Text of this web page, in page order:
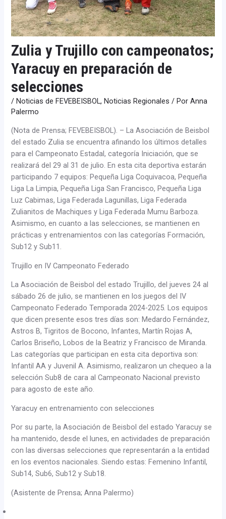
Zulia y Trujillo con campeonatos;
Yaracuy en preparación de
selecciones
/ Noticias de FEVEBEISBOL, Noticias Regionales / PorAnna
Palermo
(Nota de Prensa; FEVEBEISBOL). – La Asociación de Beisbol
del estado Zulia se encuentra afinando los últimos detalles
para el Campeonato Estadal, categoría Iniciación, que se
realizará del 29 al 31 de julio. En esta cita deportiva estarán
participando 7 equipos: Pequeña Liga Coquivacoa, Pequeña
Liga La Limpia, Pequeña Liga San Francisco, Pequeña Liga
Luz Cabimas, Liga Federada Lagunillas, Liga Federada
Zulianitos de Machiques y Liga Federada Mumu Barboza.
Asimismo, en cuanto a las selecciones, se mantienen en
prácticas y entrenamientos con las categorías Formación,
Sub12 y Sub11.
Trujillo en IV Campeonato Federado
La Asociación de Beisbol del estado Trujillo, del jueves 24 al
sábado 26 de julio, se mantienen en los juegos del IV
Campeonato Federado Temporada 2024-2025. Los equipos
que dicen presente esos tres días son: Medardo Fernández,
Astros B, Tigritos de Bocono, Infantes, Martín Rojas A,
Carlos Briseño, Lobos de la Beatriz y Francisco de Miranda.
Las categorías que participan en esta cita deportiva son:
Infantil AA y Juvenil A. Asimismo, realizaron un chequeo a la
selección Sub8 de cara al Campeonato Nacional previsto
para agosto de este año.
Yaracuy en entrenamiento con selecciones
Por su parte, la Asociación de Beisbol del estado Yaracuy se
ha mantenido, desde el lunes, en actividades de preparación
con las diversas selecciones que representarán a la entidad
en los eventos nacionales. Siendo estas: Femenino Infantil,
Sub14, Sub6, Sub12 y Sub18.
(Asistente de Prensa; Anna Palermo)